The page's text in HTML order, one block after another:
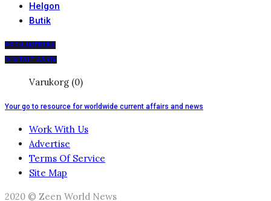
Helgon
Butik
PRENUMERERA
DIGITALT ARKIV
Varukorg (0)
Your go to resource for worldwide current affairs and news
Work With Us
Advertise
Terms Of Service
Site Map
2020 © Zeen World News